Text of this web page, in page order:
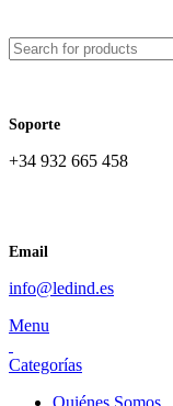
Soporte
+34 932 665 458‬
Email
info@ledind.es
Menu
Categorías